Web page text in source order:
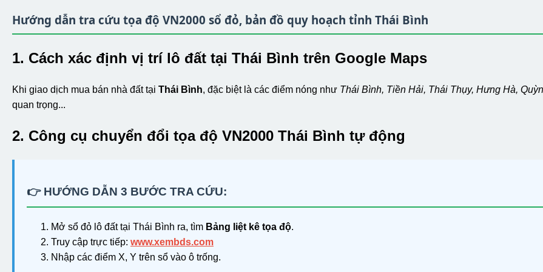
Hướng dẫn tra cứu tọa độ VN2000 sổ đỏ, bản đồ quy hoạch tỉnh Thái Bình
1. Cách xác định vị trí lô đất tại Thái Bình trên Google Maps
Khi giao dịch mua bán nhà đất tại Thái Bình, đặc biệt là các điểm nóng như Thái Bình, Tiền Hải, Thái Thụy, Hưng Hà,
quan trọng...
2. Công cụ chuyển đổi tọa độ VN2000 Thái Bình tự động
👉 HƯỚNG DẪN 3 BƯỚC TRA CỨU:
Mở sổ đỏ lô đất tại Thái Bình ra, tìm Bảng liệt kê tọa độ.
Truy cập trực tiếp: www.xembds.com
Nhập các điểm X, Y trên sổ vào ô trống.